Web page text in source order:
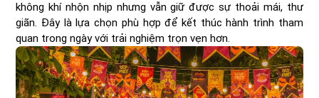
không khí nhộn nhịp nhưng vẫn giữ được sự thoải mái, thư
giãn. Đây là lựa chọn phù hợp để kết thúc hành trình tham
quan trong ngày với trải nghiệm trọn vẹn hơn.